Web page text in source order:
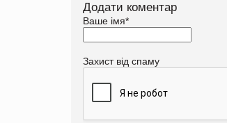
Додати коментар
Ваше імя*
Захист від спаму